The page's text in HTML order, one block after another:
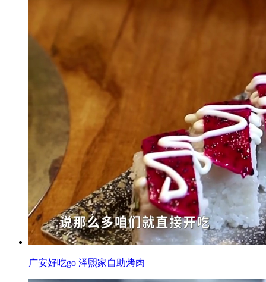
广安好吃go 泽熙家自助烤肉